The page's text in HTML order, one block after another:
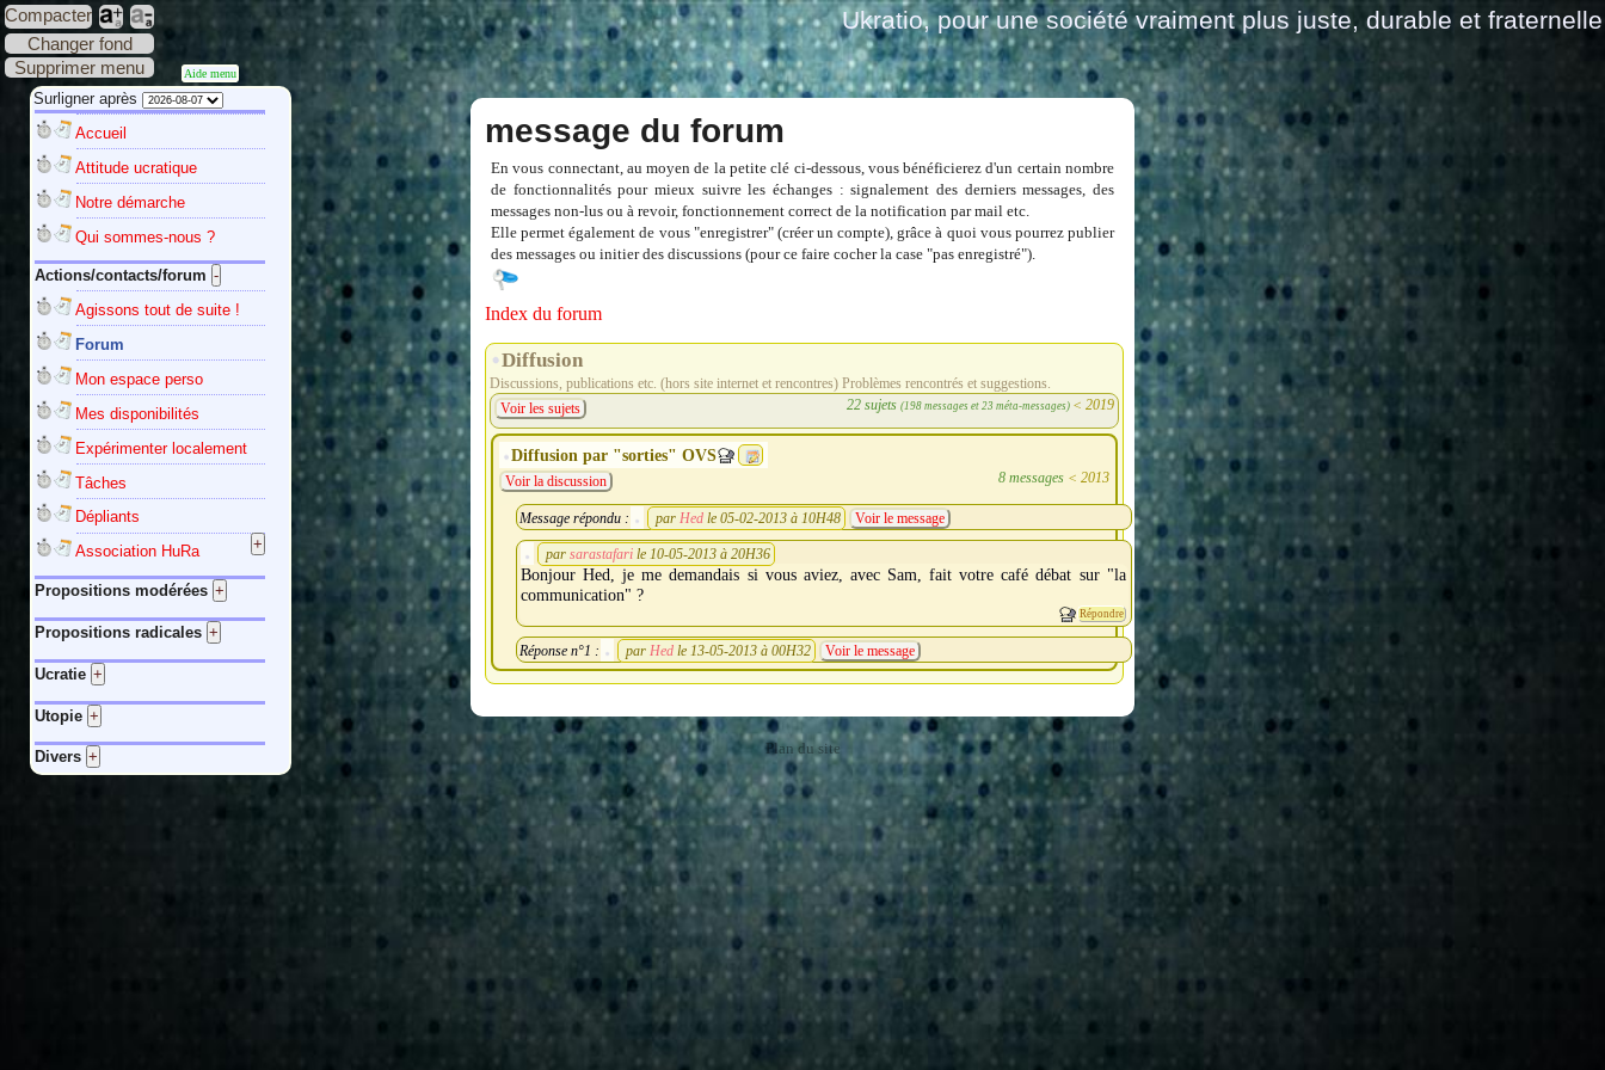
Compacter
Changer fond
Supprimer menu
Ukratio, pour une société vraiment plus juste, durable et fraternelle
Aide menu
Surligner après
Accueil
Attitude ucratique
Notre démarche
Qui sommes-nous ?
Actions/contacts/forum
Agissons tout de suite !
Forum
Mon espace perso
Mes disponibilités
Expérimenter localement
Tâches
Dépliants
Association HuRa
Propositions modérées
Propositions radicales
Ucratie
Utopie
Divers
message du forum
En vous connectant, au moyen de la petite clé ci-dessous, vous bénéficierez d'un certain nombre
de fonctionnalités pour mieux suivre les échanges : signalement des derniers messages, des
messages non-lus ou à revoir, fonctionnement correct de la notification par mail etc.
Elle permet également de vous "enregistrer" (créer un compte), grâce à quoi vous pourrez publier
des messages ou initier des discussions (pour ce faire cocher la case "pas enregistré").
Index du forum
Diffusion
Discussions, publications etc. (hors site internet et rencontres) Problèmes rencontrés et suggestions.
22 sujets (198 messages et 23 méta-messages) < 2019
Voir les sujets
Diffusion par "sorties" OVS
8 messages< 2013
Voir la discussion
Message répondu : par Hed le 05-02-2013 à 10H48 Voir le message
par sarastafari le 10-05-2013 à 20H36
Bonjour Hed, je me demandais si vous aviez, avec Sam, fait votre café débat sur "la
communication" ?
Répondre
Réponse n°1 : par Hed le 13-05-2013 à 00H32 Voir le message
Plan du site